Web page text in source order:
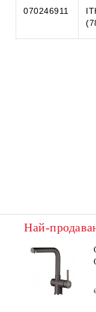
070246911
Най-